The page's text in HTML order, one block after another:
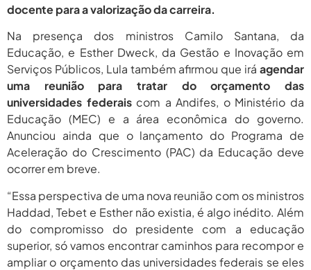
Profissionais De...
APUB...
agosto 6,
2026
MEC Autoriza 937 Novos Cargos Em
agosto 6,
2026
docente para a valorização da carreira.
Na presença dos ministros Camilo Santana, da
Educação, e Esther Dweck, da Gestão e Inovação em
Serviços Públicos, Lula também afirmou que irá agendar
uma reunião para tratar do orçamento das
universidades federais com a Andifes, o Ministério da
Educação (MEC) e a área econômica do governo.
Anunciou ainda que o lançamento do Programa de
Aceleração do Crescimento (PAC) da Educação deve
ocorrer em breve.
“Essa perspectiva de uma nova reunião com os ministros
Haddad, Tebet e Esther não existia, é algo inédito. Além
do compromisso do presidente com a educação
superior, só vamos encontrar caminhos para recompor e
ampliar o orçamento das universidades federais se eles